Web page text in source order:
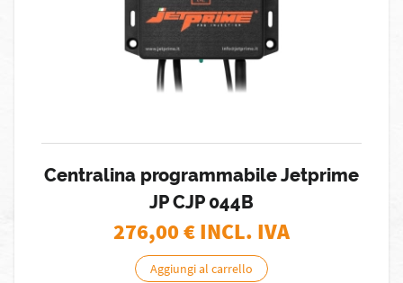
Centralina programmabile Jetprime
JP CJP 044B
276,00€ INCL. IVA
Aggiungi al carrello